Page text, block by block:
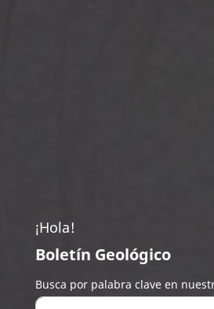
¡Hola!
Boletín Geológico
Busca por palabra clave en